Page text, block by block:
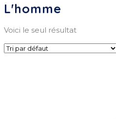
L'homme
Voici le seul résultat